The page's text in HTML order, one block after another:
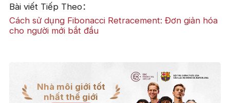
Bài viết Tiếp Theo：
Cách sử dụng Fibonacci Retracement: Đơn giản hóa
cho người mới bắt đầu
Nhà môi giới tốt
nhất thế giới